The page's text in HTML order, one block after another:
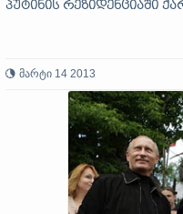
პუტინის რეზიდენციაში
მარტი 14 2013